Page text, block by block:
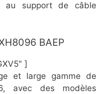
au support de câble
BAEP
]
et large gamme de
avec des modèles